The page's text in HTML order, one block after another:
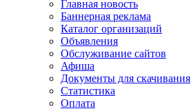
Главная новость
Баннерная реклама
Каталог организаций
Объявления
Обслуживание сайтов
Афиша
Документы для скачивания
Статистика
Оплата